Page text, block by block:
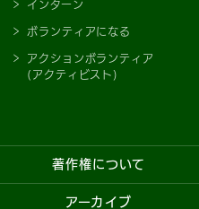
インターン
ボランティアになる
アクションボランティア
(アクティビスト)
著作権について
アーカイブ